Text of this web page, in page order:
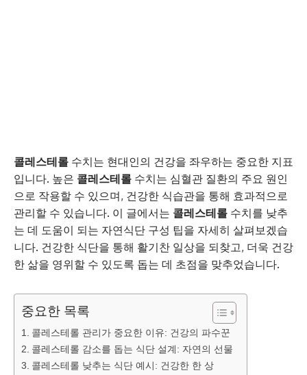
콜레스테롤 수치는 현대인의 건강을 좌우하는 중요한 지표
입니다. 높은 콜레스테롤 수치는 심혈관 질환의 주요 원인
으로 작용할 수 있으며, 건강한 식습관을 통해 효과적으로
관리할 수 있습니다. 이 글에서는 콜레스테롤 수치를 낮추
는 데 도움이 되는 자연식단 구성 팁을 자세히 살펴보겠습
니다. 건강한 식단을 통해 활기찬 일상을 되찾고, 더욱 건강
한 삶을 영위할 수 있도록 돕는 데 초점을 맞추었습니다.
중요한 목록
콜레스테롤 관리가 중요한 이유: 건강의 파수꾼
콜레스테롤 감소를 돕는 식단 설계: 자연의 선물
콜레스테롤 낮추는 식단 예시: 건강한 한 상